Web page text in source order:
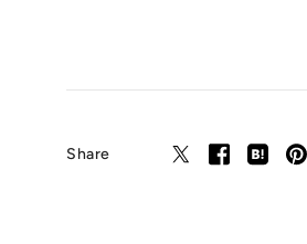
Share